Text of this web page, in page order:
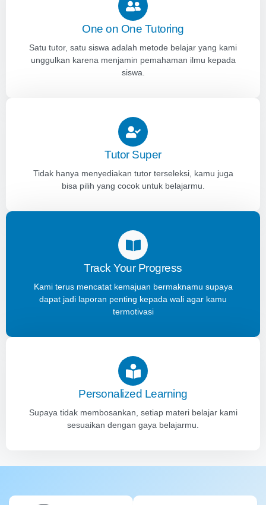
One on One Tutoring
Satu tutor, satu siswa adalah metode belajar yang kami
unggulkan karena menjamin pemahaman ilmu kepada
siswa.
Tutor Super
Tidak hanya menyediakan tutor terseleksi, kamu juga
bisa pilih yang cocok untuk belajarmu.
Track Your Progress
Kami terus mencatat kemajuan bermaknamu supaya
dapat jadi laporan penting kepada wali agar kamu
termotivasi
Personalized Learning
Supaya tidak membosankan, setiap materi belajar kami
sesuaikan dengan gaya belajarmu.